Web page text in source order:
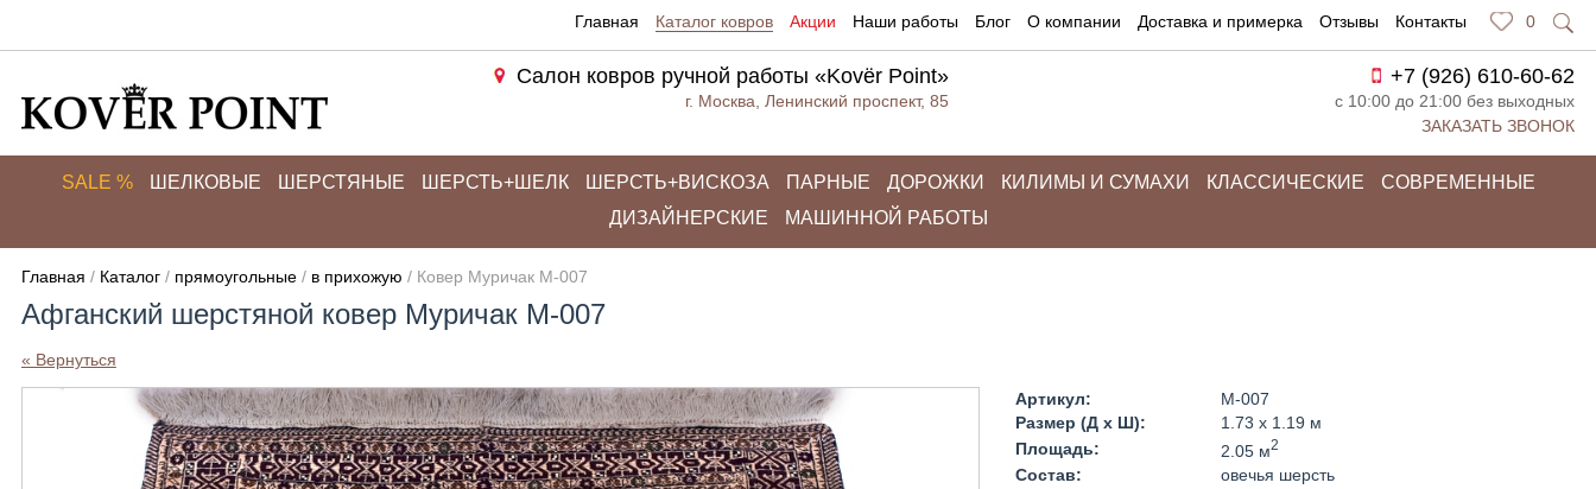
Главная Каталог ковров Акции Наши работы Блог О компании Доставка и примерка Отзывы Контакты 0
Салон ковров ручной работы «Kovёr Point»
г. Москва, Ленинский проспект, 85
+7 (926) 610-60-62
с 10:00 до 21:00 без выходных
ЗАКАЗАТЬ ЗВОНОК
SALE % ШЕЛКОВЫЕ ШЕРСТЯНЫЕ ШЕРСТЬ+ШЕЛК ШЕРСТЬ+ВИСКОЗА ПАРНЫЕ ДОРОЖКИ КИЛИМЫ И СУМАХИ КЛАССИЧЕСКИЕ
СОВРЕМЕННЫЕ
ДИЗАЙНЕРСКИЕ
МАШИННОЙ РАБОТЫ
Главная / Каталог/ прямоугольные/ в прихожую / Ковер Муричак M-007
Афганский шерстяной ковер Муричак M-007
« Вернуться
Артикул:
M-007
Размер (Д x Ш):
1.73 x 1.19 м
Площадь:
2.05 м2
Состав:
овечья шерсть